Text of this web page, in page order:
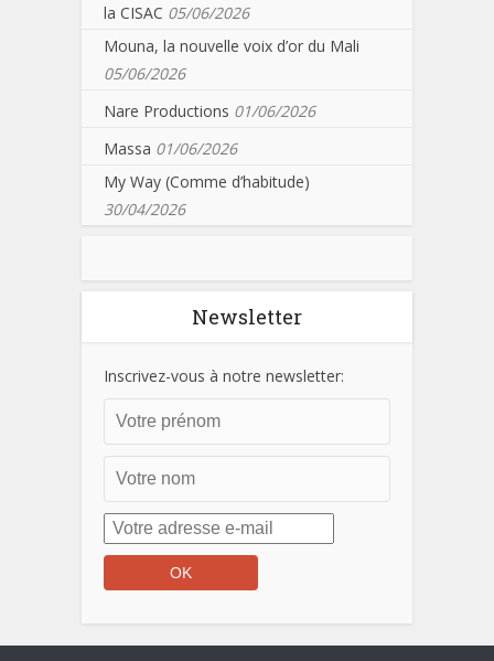
la CISAC 05/06/2026
Mouna, la nouvelle voix d’or du Mali
05/06/2026
Nare Productions 01/06/2026
Massa 01/06/2026
My Way (Comme d’habitude)
30/04/2026
Newsletter
Inscrivez-vous à notre newsletter: